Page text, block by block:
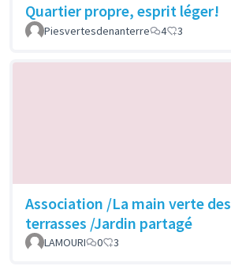
Quartier propre, esprit léger!
Piesvertesdenanterre
4 3
Association /La main verte des
terrasses /Jardin partagé
LAMOURI 0 3